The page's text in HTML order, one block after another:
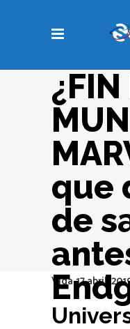
¿FIN
que
de
Vida 17 abril,